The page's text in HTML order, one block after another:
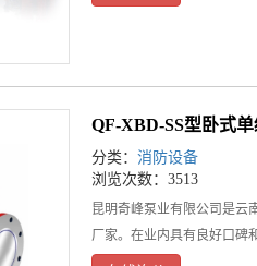
QF-XBD-SS型卧式
分类： 消防设备
浏览次数：3513
昆明奇峰泵业有限公司是云
厂家。在业内具有良好口碑